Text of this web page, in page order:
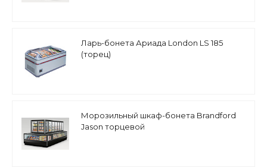
Ларь-бонета Ариада London LS 185
(торец)
Морозильный шкаф-бонета Brandford
Jason торцевой